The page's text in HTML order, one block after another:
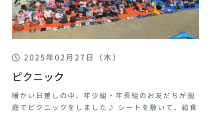
2025年02月27日（木）
ピクニック
暖かい日差しの中、年少組・年長組のお友だちが園
庭でピクニックをしました♪ シートを敷いて、給食